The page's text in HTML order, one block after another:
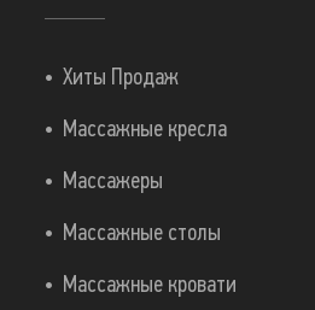
Хиты Продаж
Массажные кресла
Массажеры
Массажные столы
Массажные кровати